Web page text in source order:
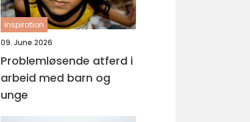
inspiration
09. June 2026
Problemløsende atferd i
arbeid med barn og
unge